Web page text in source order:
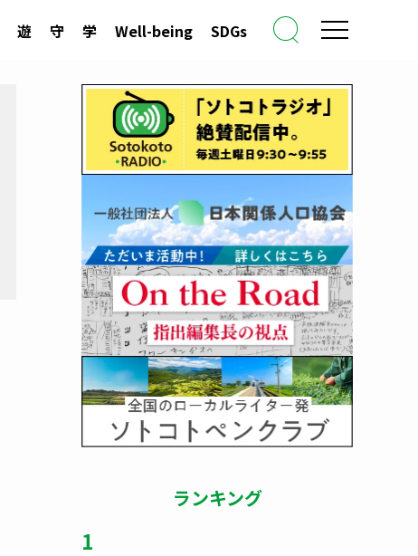
遊 守 学 Well-being SDGs
ランキング
1